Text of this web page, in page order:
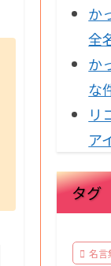
か
全
か
な
リ
ア
タグ
名言